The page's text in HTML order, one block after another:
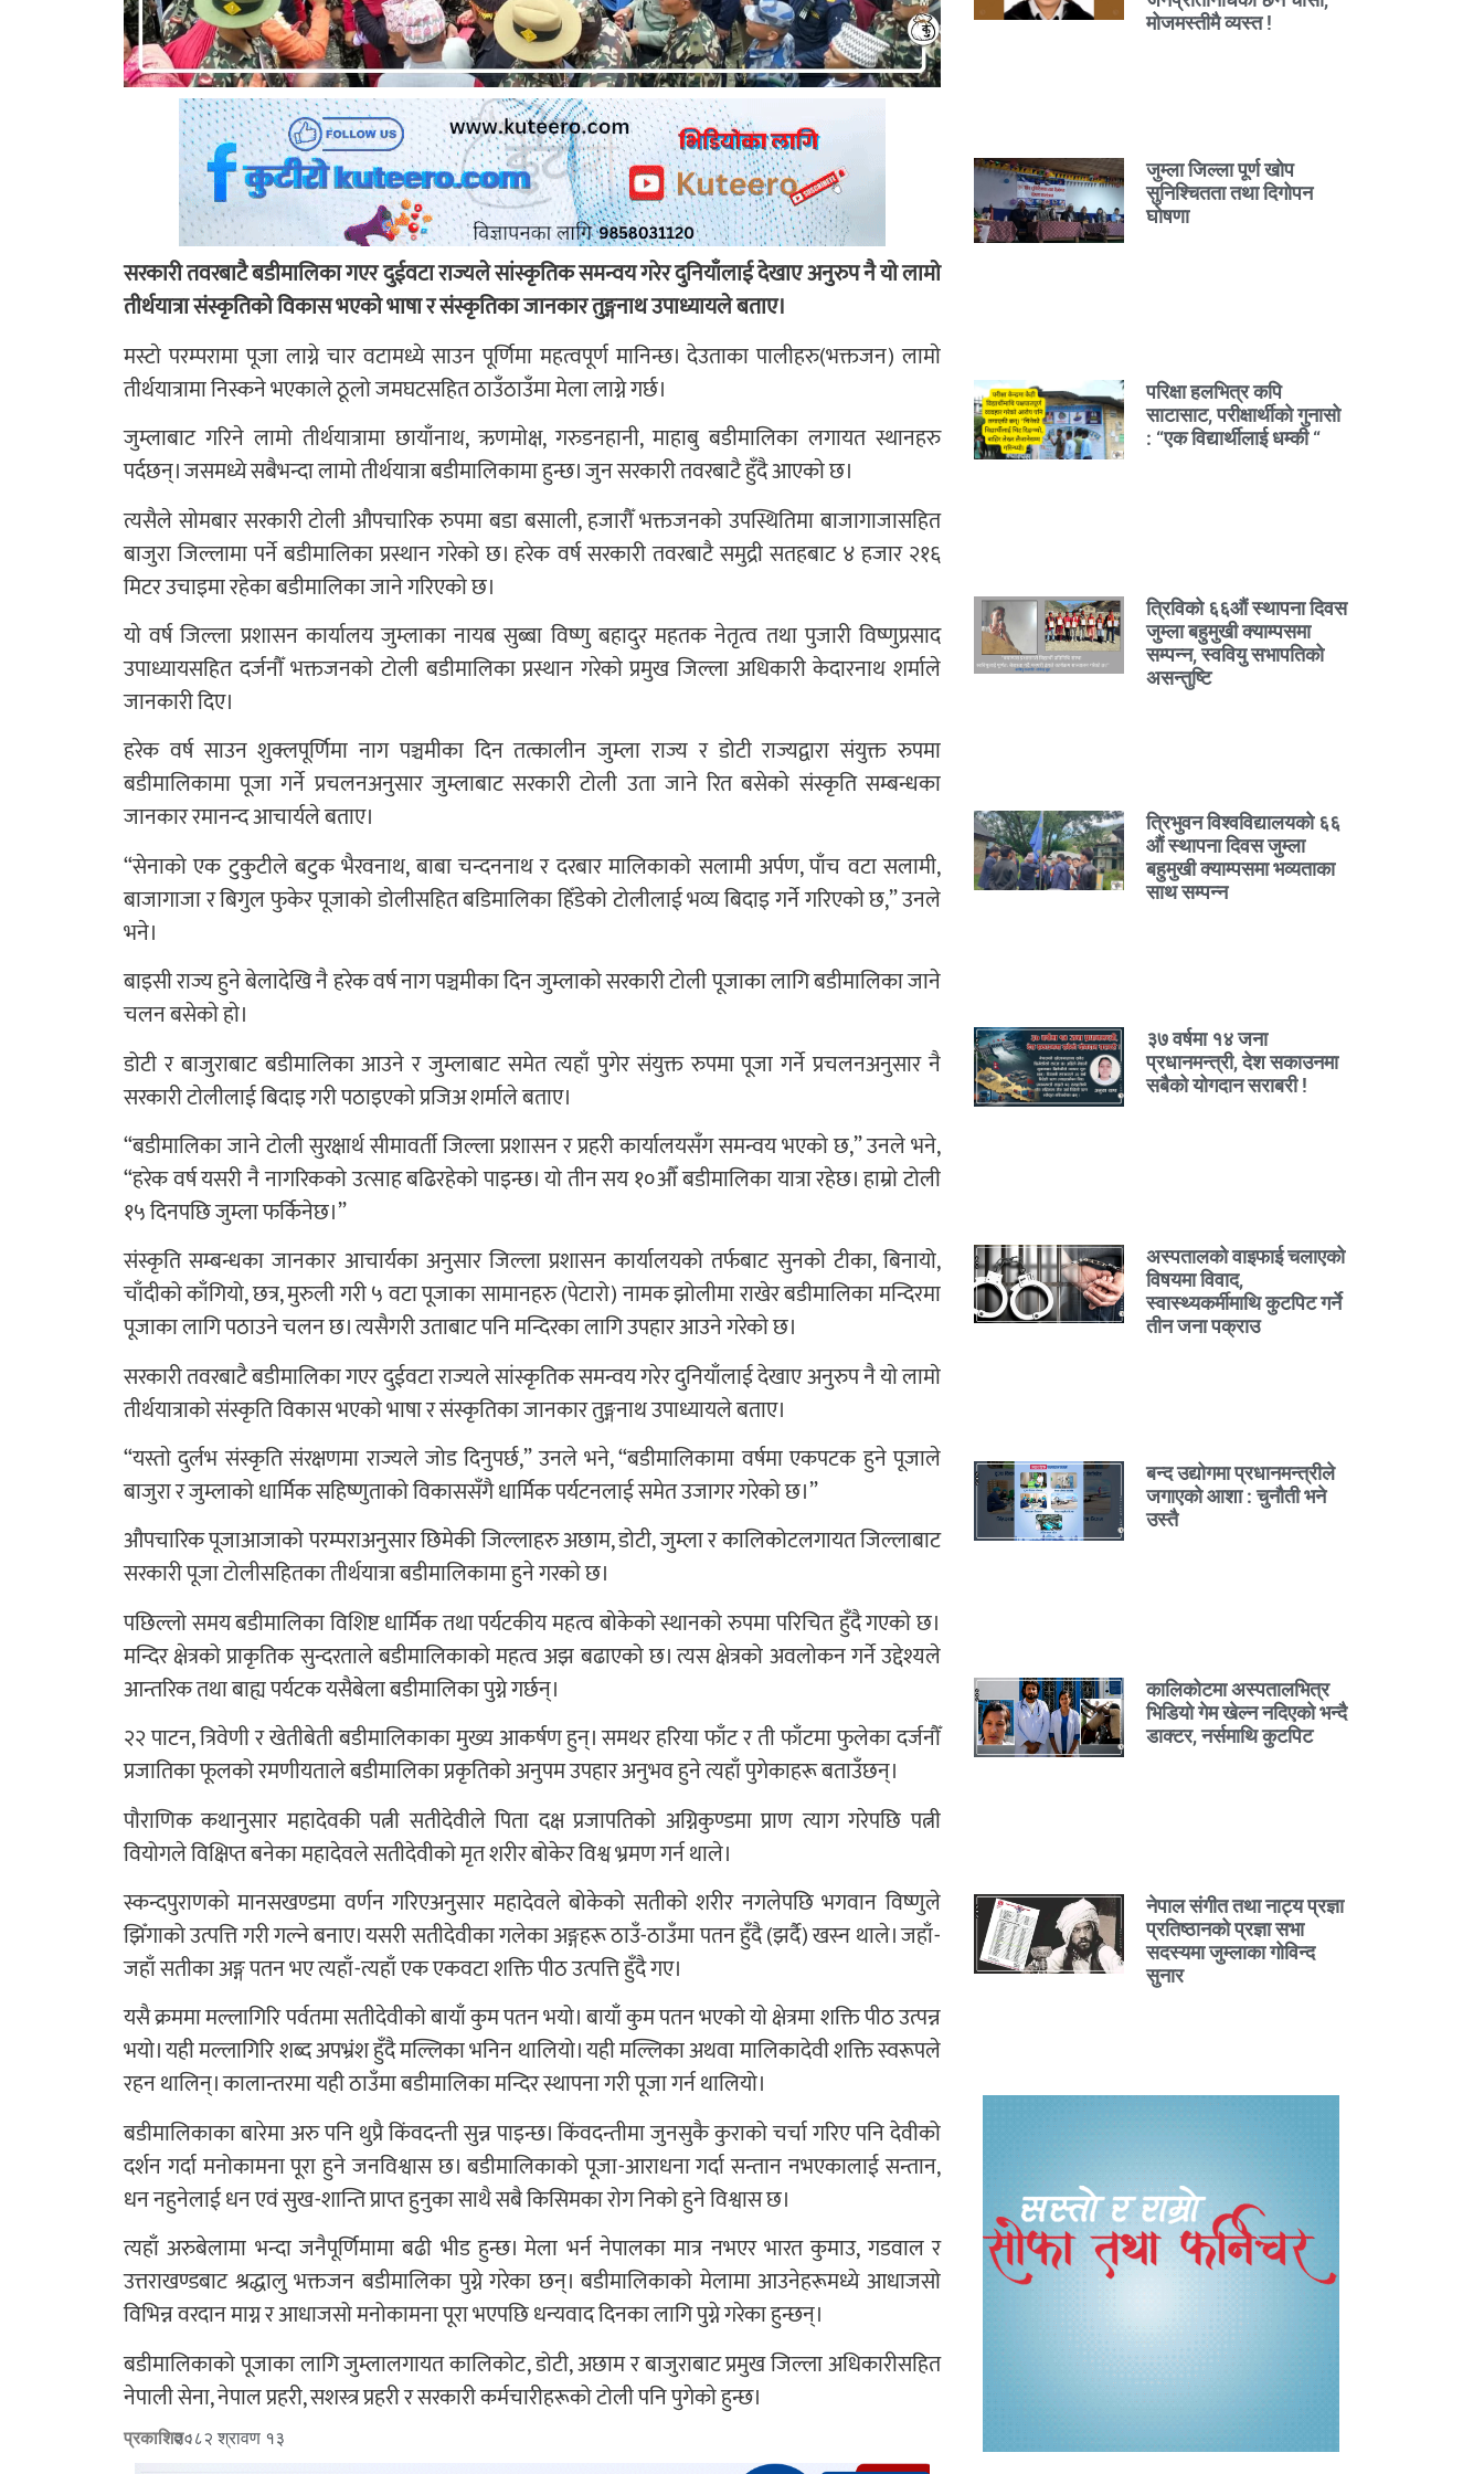
सरकारी तवरबाटै बडीमालिका गएर दुईवटा राज्यले सांस्कृतिक समन्वय गरेर दुनियाँलाई देखाए अनुरुप नै याे लामाे
तीर्थयात्रा संस्कृतिको विकास भएकाे भाषा र संस्कृतिका जानकार तुङ्गनाथ उपाध्यायले बताए।
मस्टाे परम्परामा पूजा लाग्ने चार वटामध्ये साउन पूर्णिमा महत्वपूर्ण मानिन्छ। देउताका पालीहरु(भक्तजन) लामाे
तीर्थयात्रामा निस्कने भएकाले ठूलो जमघटसहित ठाउँठाउँमा मेला लाग्ने गर्छ।
जुम्लाबाट गरिने लामाे तीर्थयात्रामा छायाँनाथ, ऋणमाेक्ष, गरुडनहानी, माहाबु बडीमालिका लगायत स्थानहरु
पर्दछन्। जसमध्ये सबैभन्दा लामाे तीर्थयात्रा बडीमालिकामा हुन्छ। जुन सरकारी तवरबाटै हुँदै आएकाे छ।
त्यसैले साेमबार सरकारी टाेली औपचारिक रुपमा बडा बसाली, हजारौँ भक्तजनकाे उपस्थितिमा बाजागाजासहित
बाजुरा जिल्लामा पर्ने बडीमालिका प्रस्थान गरेको छ। हरेक वर्ष सरकारी तवरबाटै समुद्री सतहबाट ४ हजार २१६
मिटर उचाइमा रहेका बडीमालिका जाने गरिएकाे छ।
याे वर्ष जिल्ला प्रशासन कार्यालय जुम्लाका नायब सुब्बा विष्णु बहादुर महतक नेतृत्व तथा पुजारी विष्णुप्रसाद
उपाध्यायसहित दर्जनौँ भक्तजनको टोली बडीमालिका प्रस्थान गरेकाे प्रमुख जिल्ला अधिकारी केदारनाथ शर्माले
जानकारी दिए।
हरेक वर्ष साउन शुक्लपूर्णिमा नाग पञ्चमीका दिन तत्कालीन जुम्ला राज्य र डोटी राज्यद्वारा संयुक्त रुपमा
बडीमालिकामा पूजा गर्ने प्रचलनअनुसार जुम्लाबाट सरकारी टाेली उता जाने रित बसेकाे संस्कृति सम्बन्धका
जानकार रमानन्द आचार्यले बताए।
“सेनाको एक टुकुटीले बटुक भैरवनाथ, बाबा चन्दननाथ र दरबार मालिकाको सलामी अर्पण, पाँच वटा सलामी,
बाजागाजा र बिगुल फुकेर पूजाको डाेलीसहित बडिमालिका हिँडेको टोलीलाई भव्य बिदाइ गर्ने गरिएकाे छ,” उनले
भने।
बाइसी राज्य हुने बेलादेखि नै हरेक वर्ष नाग पञ्चमीका दिन जुम्लाको सरकारी टोली पूजाका लागि बडीमालिका जाने
चलन बसेकाे हाे।
डोटी र बाजुराबाट बडीमालिका आउने र जुम्लाबाट समेत त्यहाँ पुगेर संयुक्त रुपमा पूजा गर्ने प्रचलनअनुसार नै
सरकारी टाेलीलाई बिदाइ गरी पठाइएकाे प्रजिअ शर्माले बताए।
“बडीमालिका जाने टोली सुरक्षार्थ सीमावर्ती जिल्ला प्रशासन र प्रहरी कार्यालयसँग समन्वय भएको छ,” उनले भने,
“हरेक वर्ष यसरी नै नागरिकको उत्साह बढिरहेकाे पाइन्छ। याे तीन सय १०औँ बडीमालिका यात्रा रहेछ। हाम्राे टोली
१५ दिनपछि जुम्ला फर्किनेछ।”
संस्कृति सम्बन्धका जानकार आचार्यका अनुसार जिल्ला प्रशासन कार्यालयको तर्फबाट सुनको टीका, बिनायो,
चाँदीको काँगियो, छत्र, मुरुली गरी ५ वटा पूजाका सामानहरु (पेटारो) नामक झोलीमा राखेर बडीमालिका मन्दिरमा
पूजाका लागि पठाउने चलन छ। त्यसैगरी उताबाट पनि मन्दिरका लागि उपहार आउने गरेकाे छ।
सरकारी तवरबाटै बडीमालिका गएर दुईवटा राज्यले सांस्कृतिक समन्वय गरेर दुनियाँलाई देखाए अनुरुप नै याे लामाे
तीर्थयात्राकाे संस्कृति विकास भएकाे भाषा र संस्कृतिका जानकार तुङ्गनाथ उपाध्यायले बताए।
“यस्ताे दुर्लभ संस्कृति संरक्षणमा राज्यले जोड दिनुपर्छ,” उनले भने, “बडीमालिकामा वर्षमा एकपटक हुने पूजाले
बाजुरा र जुम्लाको धार्मिक सहिष्णुताको विकाससँगै धार्मिक पर्यटनलाई समेत उजागर गरेको छ।”
औपचारिक पूजाआजाको परम्पराअनुसार छिमेकी जिल्लाहरु अछाम, डोटी, जुम्ला र कालिकोटलगायत जिल्लाबाट
सरकारी पूजा टोलीसहितका तीर्थयात्रा बडीमालिकामा हुने गरकाे छ।
पछिल्लो समय बडीमालिका विशिष्ट धार्मिक तथा पर्यटकीय महत्व बाेकेकाे स्थानकाे रुपमा परिचित हुँदै गएकाे छ।
मन्दिर क्षेत्रको प्राकृतिक सुन्दरताले बडीमालिकाको महत्व अझ बढाएको छ। त्यस क्षेत्रको अवलोकन गर्ने उद्देश्यले
आन्तरिक तथा बाह्य पर्यटक यसैबेला बडीमालिका पुग्ने गर्छन्।
२२ पाटन, त्रिवेणी र खेतीबेती बडीमालिकाका मुख्य आकर्षण हुन्। समथर हरिया फाँट र ती फाँटमा फुलेका दर्जनौँ
प्रजातिका फूलको रमणीयताले बडीमालिका प्रकृतिको अनुपम उपहार अनुभव हुने त्यहाँ पुगेकाहरू बताउँछन्।
पौराणिक कथानुसार महादेवकी पत्नी सतीदेवीले पिता दक्ष प्रजापतिको अग्निकुण्डमा प्राण त्याग गरेपछि पत्नी
वियोगले विक्षिप्त बनेका महादेवले सतीदेवीको मृत शरीर बोकेर विश्व भ्रमण गर्न थाले।
स्कन्दपुराणको मानसखण्डमा वर्णन गरिएअनुसार महादेवले बोकेको सतीको शरीर नगलेपछि भगवान विष्णुले
झिँगाको उत्पत्ति गरी गल्ने बनाए। यसरी सतीदेवीका गलेका अङ्गहरू ठाउँ-ठाउँमा पतन हुँदै (झर्दै) खस्न थाले। जहाँ-
जहाँ सतीका अङ्ग पतन भए त्यहाँ-त्यहाँ एक एकवटा शक्ति पीठ उत्पत्ति हुँदै गए।
यसै क्रममा मल्लागिरि पर्वतमा सतीदेवीको बायाँ कुम पतन भयो। बायाँ कुम पतन भएको यो क्षेत्रमा शक्ति पीठ उत्पन्न
भयो। यही मल्लागिरि शब्द अपभ्रंश हुँदै मल्लिका भनिन थालियो। यही मल्लिका अथवा मालिकादेवी शक्ति स्वरूपले
रहन थालिन्। कालान्तरमा यही ठाउँमा बडीमालिका मन्दिर स्थापना गरी पूजा गर्न थालियो।
बडीमालिकाका बारेमा अरु पनि थुप्रै किंवदन्ती सुन्न पाइन्छ। किंवदन्तीमा जुनसुकै कुराको चर्चा गरिए पनि देवीको
दर्शन गर्दा मनोकामना पूरा हुने जनविश्वास छ। बडीमालिकाको पूजा-आराधना गर्दा सन्तान नभएकालाई सन्तान,
धन नहुनेलाई धन एवं सुख-शान्ति प्राप्त हुनुका साथै सबै किसिमका रोग निको हुने विश्वास छ।
त्यहाँ अरुबेलामा भन्दा जनैपूर्णिमामा बढी भीड हुन्छ। मेला भर्न नेपालका मात्र नभएर भारत कुमाउ, गडवाल र
उत्तराखण्डबाट श्रद्धालु भक्तजन बडीमालिका पुग्ने गरेका छन्। बडीमालिकाको मेलामा आउनेहरूमध्ये आधाजसो
विभिन्न वरदान माग्न र आधाजसो मनोकामना पूरा भएपछि धन्यवाद दिनका लागि पुग्ने गरेका हुन्छन्।
बडीमालिकाको पूजाका लागि जुम्लालगायत कालिकोट, डोटी, अछाम र बाजुराबाट प्रमुख जिल्ला अधिकारीसहित
नेपाली सेना, नेपाल प्रहरी, सशस्त्र प्रहरी र सरकारी कर्मचारीहरूको टोली पनि पुगेकाे हुन्छ।
प्रकाशित :२०८२ श्रावण १३
मोजमस्तीमै व्यस्त !
जुम्ला जिल्ला पूर्ण खोप
सुनिश्चितता तथा दिगोपन
घोषणा
परिक्षा हलभित्र कपि
साटासाट, परीक्षार्थीको गुनासो
: “एक विद्यार्थीलाई धम्की “
त्रिविको ६६औं स्थापना दिवस
जुम्ला बहुमुखी क्याम्पसमा
सम्पन्न, स्ववियु सभापतिको
असन्तुष्टि
त्रिभुवन विश्वविद्यालयको ६६
औं स्थापना दिवस जुम्ला
बहुमुखी क्याम्पसमा भव्यताका
साथ सम्पन्न
३७ वर्षमा १४ जना
प्रधानमन्त्री, देश सकाउनमा
सबैको योगदान सराबरी !
अस्पतालको वाइफाई चलाएको
विषयमा विवाद,
स्वास्थ्यकर्मीमाथि कुटपिट गर्ने
तीन जना पक्राउ
बन्द उद्योगमा प्रधानमन्त्रीले
जगाएको आशा : चुनौती भने
उस्तै
कालिकोटमा अस्पतालभित्र
भिडियो गेम खेल्न नदिएको भन्दै
डाक्टर, नर्समाथि कुटपिट
नेपाल संगीत तथा नाट्य प्रज्ञा
प्रतिष्ठानको प्रज्ञा सभा
सदस्यमा जुम्लाका गोविन्द
सुनार